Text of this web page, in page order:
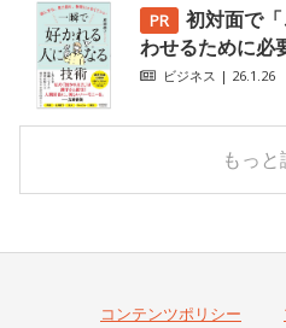
初対面で
わせるために必
ビジネス | 26.1.26
もっと
コンテンツポリシー